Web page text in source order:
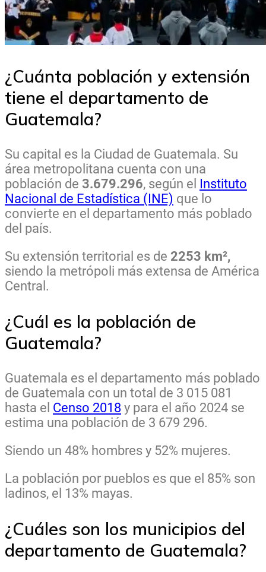
¿Cuánta población y extensión
tiene el departamento de
Guatemala?
Su capital es la Ciudad de Guatemala. Su
área metropolitana cuenta con una
población de 3.679.296, según el Instituto
Nacional de Estadística (INE) que lo
convierte en el departamento más poblado
del país.
Su extensión territorial es de 2253 km²,
siendo la metrópoli más extensa de América
Central.
¿Cuál es la población de
Guatemala?
Guatemala es el departamento más poblado
de Guatemala con un total de 3 015 081
hasta el Censo 2018 y para el año 2024 se
estima una población de 3 679 296.
Siendo un 48% hombres y 52% mujeres.
La población por pueblos es que el 85% son
ladinos, el 13% mayas.
¿Cuáles son los municipios del
departamento de Guatemala?